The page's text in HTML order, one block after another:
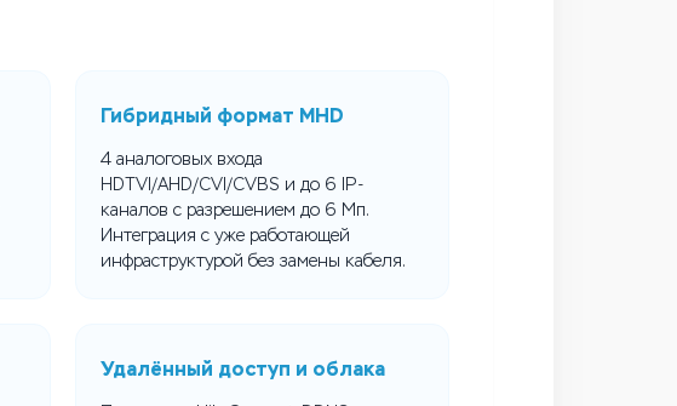
Гибридный формат MHD
4 аналоговых входа
HDTVI/AHD/CVI/CVBS и до 6 IP-
каналов с разрешением до 6 Мп.
Интеграция с уже работающей
инфраструктурой без замены кабеля.
Удалённый доступ и облака